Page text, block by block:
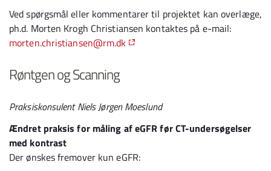
Ved spørgsmål eller kommentarer til projektet kan overlæge,
ph.d. Morten Krogh Christiansen kontaktes på e-mail:
morten.christiansen@rm.dk
Røntgen og Scanning
Praksiskonsulent Niels Jørgen Moeslund
Ændret praksis for måling af eGFR før CT-undersøgelser
med kontrast
Der ønskes fremover kun eGFR: